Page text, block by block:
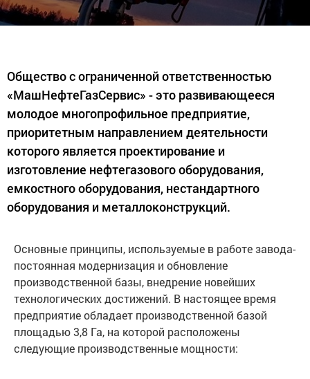
Общество с ограниченной ответственностью
«МашНефтеГазСервис» - это развивающееся
молодое многопрофильное предприятие,
приоритетным направлением деятельности
которого является проектирование и
изготовление нефтегазового оборудования,
емкостного оборудования, нестандартного
оборудования и металлоконструкций.
Основные принципы, используемые в работе завода-
постоянная модернизация и обновление
производственной базы, внедрение новейших
технологических достижений. В настоящее время
предприятие обладает производственной базой
площадью 3,8 Га, на которой расположены
следующие производственные мощности: